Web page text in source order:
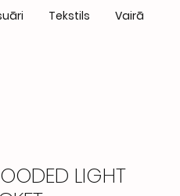
Tekstils Vairā
LIGHT